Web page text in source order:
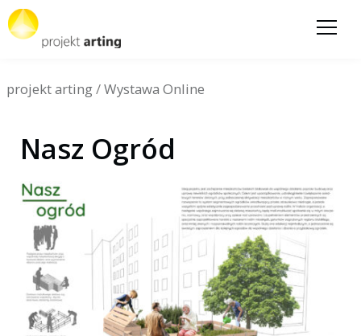
projekt arting/Wystawa Online
Nasz Ogród